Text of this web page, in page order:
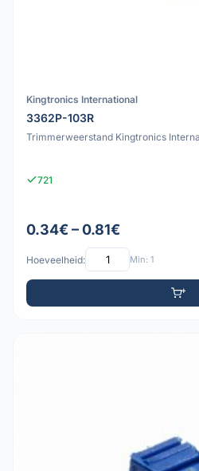
Kingtronics International
3362P-103R
Trimmerweerstand Kingtronics
721
0.34€ – 0.81€
Hoeveelheid: Min: 1